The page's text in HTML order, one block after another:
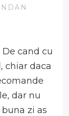
cand cu
chiar daca
dar nu
zi as